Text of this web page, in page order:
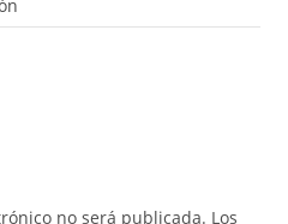
no será publicada. Los